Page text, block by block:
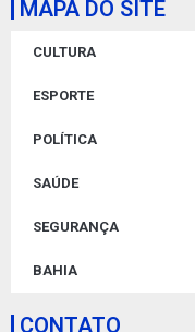
MAPA DO SITE
CULTURA
ESPORTE
POLÍTICA
SAÚDE
SEGURANÇA
BAHIA
CONTATO